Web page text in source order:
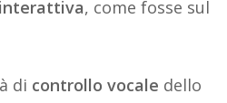
, come fosse sul
di controllo vocale dello